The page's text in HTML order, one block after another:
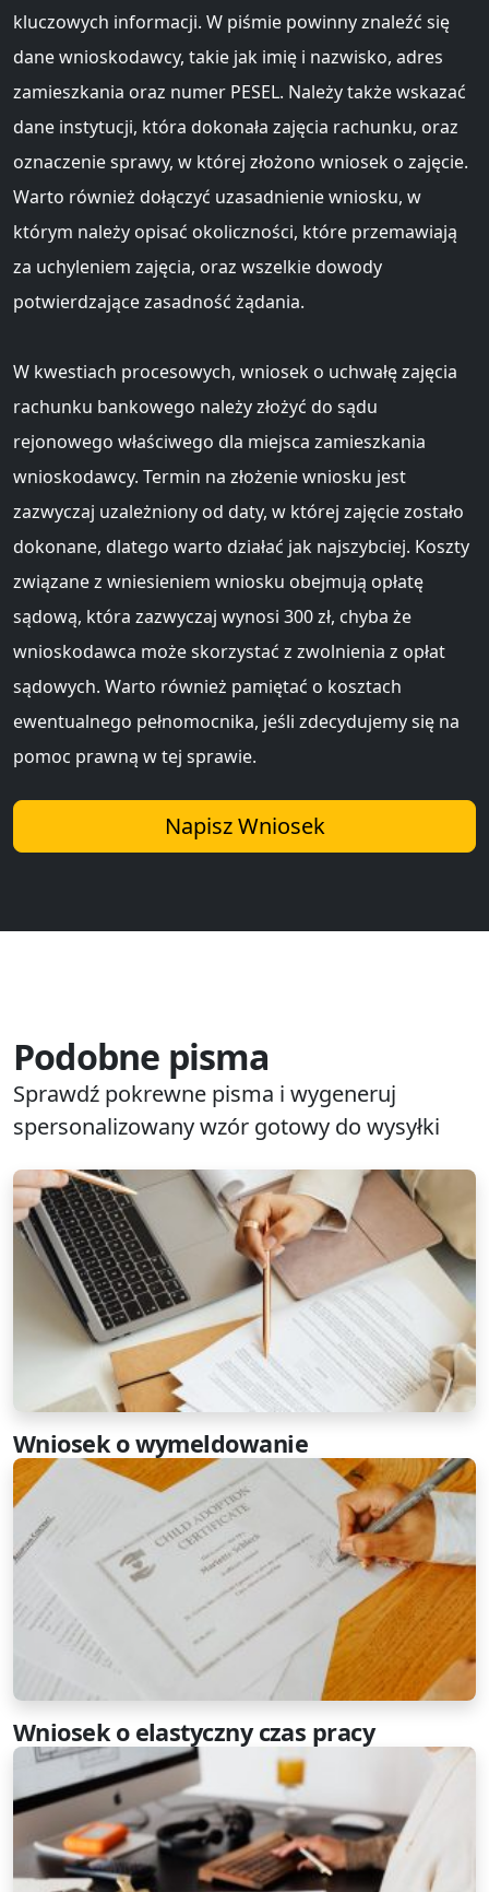
kluczowych informacji. W piśmie powinny znaleźć się
dane wnioskodawcy, takie jak imię i nazwisko, adres
zamieszkania oraz numer PESEL. Należy także wskazać
dane instytucji, która dokonała zajęcia rachunku, oraz
oznaczenie sprawy, w której złożono wniosek o zajęcie.
Warto również dołączyć uzasadnienie wniosku, w
którym należy opisać okoliczności, które przemawiają
za uchyleniem zajęcia, oraz wszelkie dowody
potwierdzające zasadność żądania.
W kwestiach procesowych, wniosek o uchwałę zajęcia
rachunku bankowego należy złożyć do sądu
rejonowego właściwego dla miejsca zamieszkania
wnioskodawcy. Termin na złożenie wniosku jest
zazwyczaj uzależniony od daty, w której zajęcie zostało
dokonane, dlatego warto działać jak najszybciej. Koszty
związane z wniesieniem wniosku obejmują opłatę
sądową, która zazwyczaj wynosi 300 zł, chyba że
wnioskodawca może skorzystać z zwolnienia z opłat
sądowych. Warto również pamiętać o kosztach
ewentualnego pełnomocnika, jeśli zdecydujemy się na
pomoc prawną w tej sprawie.
Napisz Wniosek
Podobne pisma
Sprawdź pokrewne pisma i wygeneruj
spersonalizowany wzór gotowy do wysyłki
Wniosek o wymeldowanie
Wniosek o elastyczny czas pracy